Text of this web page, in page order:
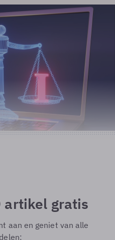
artikel gratis
aan en geniet van alle